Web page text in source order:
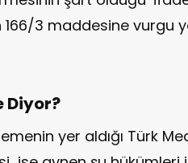
166/3 maddesine vurgu
Diyor?
yer aldığı Türk